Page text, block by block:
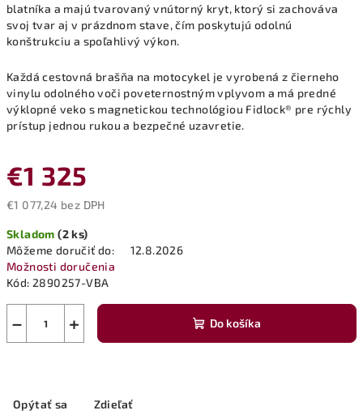
blatníka a majú tvarovaný vnútorný kryt, ktorý si zachováva
svoj tvar aj v prázdnom stave, čím poskytujú odolnú
konštrukciu a spoľahlivý výkon.
Každá cestovná brašňa na motocykel je vyrobená z čierneho
vinylu odolného voči poveternostným vplyvom a má predné
výklopné veko s magnetickou technológiou Fidlock® pre rýchly
prístup jednou rukou a bezpečné uzavretie.
€1 325
€1 077,24 bez DPH
cena:
Skladom(2 ks)
Môžeme doručiť do:
12.8.2026
Možnosti doručenia
Kód: 2890257-VBA
+
− Do košíka
Opýtať sa Zdieľať